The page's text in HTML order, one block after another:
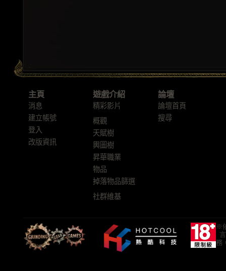
主頁
消息
建立帳號
登入
改版資訊
遊戲介紹
精彩影片
概觀
天賦樹
輿圖樹
昇華職業
物品
掉落物品篩選
社群維基
論壇
論壇首頁
搜尋
※
務